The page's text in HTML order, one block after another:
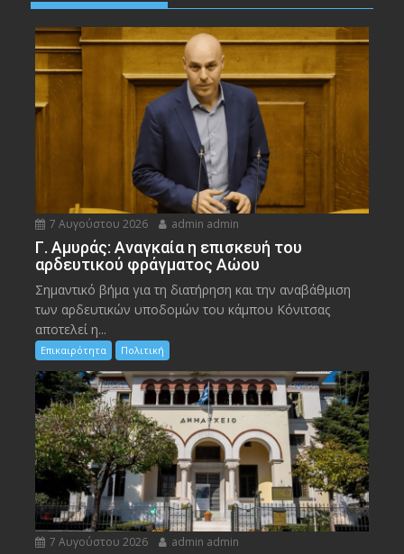
7 Αυγούστου 2026 admin admin
Γ. Αμυράς: Αναγκαία η επισκευή του
αρδευτικού φράγματος Αώου
Σημαντικό βήμα για τη διατήρηση και την αναβάθμιση
των αρδευτικών υποδομών του κάμπου Κόνιτσας
αποτελεί η...
Επικαιρότητα Πολιτική
7 Αυγούστου 2026 admin admin